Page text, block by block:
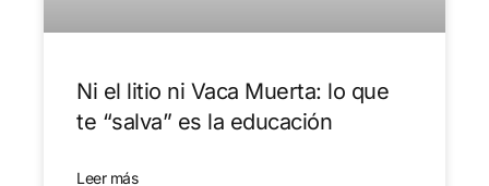
Ni el litio ni Vaca Muerta: lo que
te “salva” es la educación
Leer más